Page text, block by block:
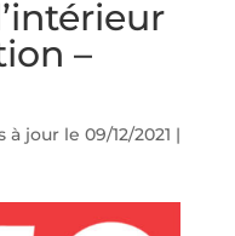
–
à jour le 09/12/2021 |